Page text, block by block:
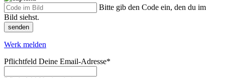
Bitte gib den Code ein, den du im
Bild siehst.
senden
Werk melden
Pflichtfeld Deine Email-Adresse*